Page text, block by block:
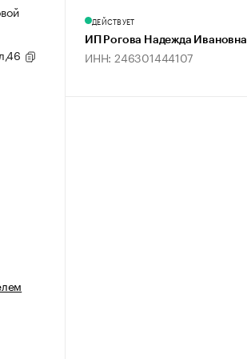
ДЕЙСТВУЕТ
ИП Рогова Надежда Ивановна
ИНН: 246301444107